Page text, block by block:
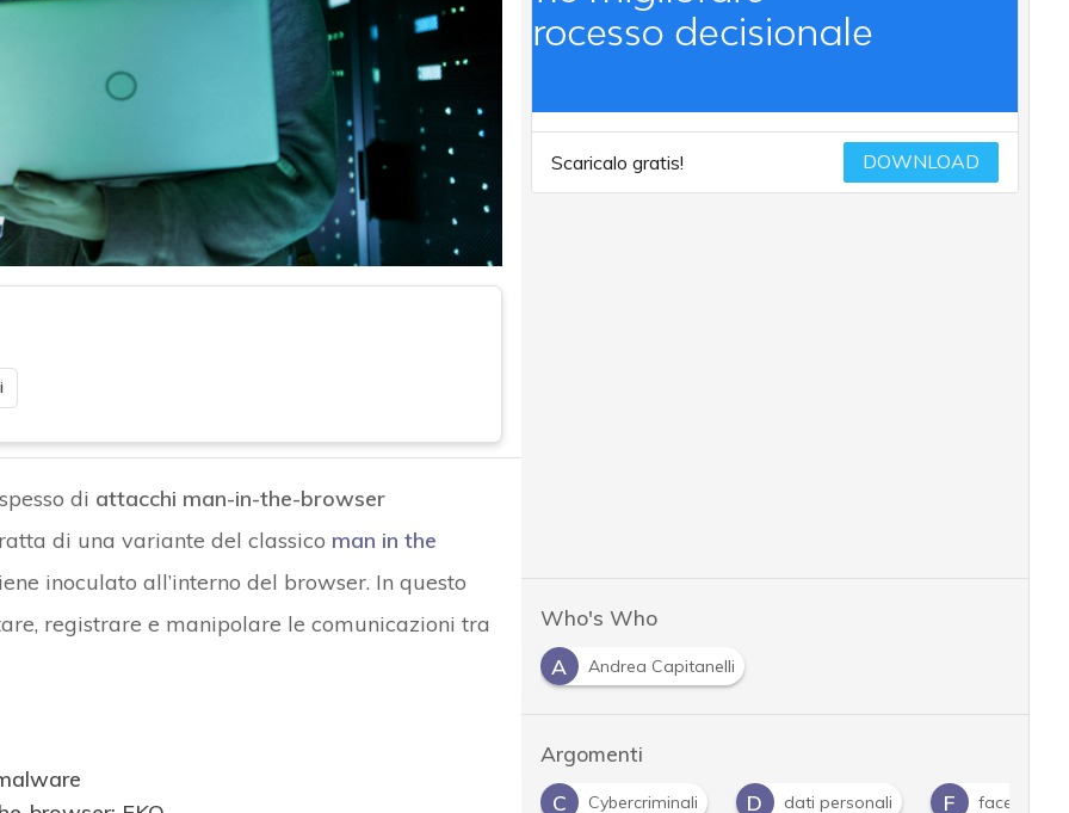
di attacchi man-in-the-browser
di una variante del classico man in the
inoculato all’interno del browser. In questo
registrare e manipolare le comunicazioni tra
Scaricalo gratis! DOWNLOAD
Who's Who
A
Andrea Capitanelli
Argomenti
C Cybercriminali D dati personali F facebook